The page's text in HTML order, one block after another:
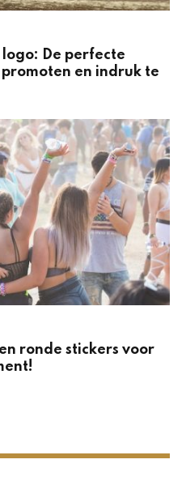
De perfecte
en indruk te
ronde stickers voor